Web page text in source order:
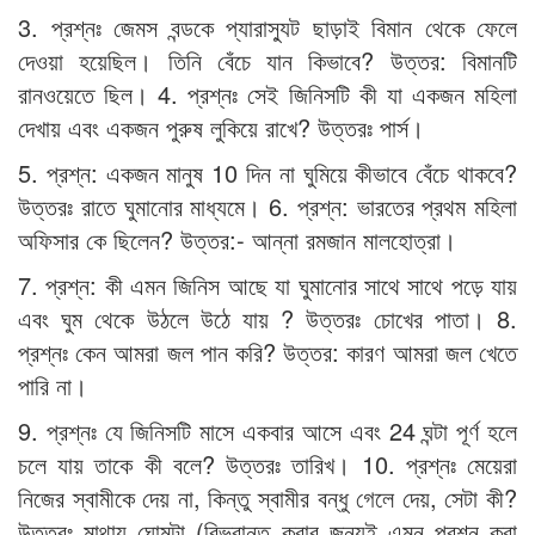
3. প্রশ্নঃ জেমস বন্ডকে প্যারাস্যুট ছাড়াই বিমান থেকে ফেলে
দেওয়া হয়েছিল। তিনি বেঁচে যান কিভাবে? উত্তর: বিমানটি
রানওয়েতে ছিল। 4. প্রশ্নঃ সেই জিনিসটি কী যা একজন মহিলা
দেখায় এবং একজন পুরুষ লুকিয়ে রাখে? উত্তরঃ পার্স।
5. প্রশ্ন: একজন মানুষ 10 দিন না ঘুমিয়ে কীভাবে বেঁচে থাকবে?
উত্তরঃ রাতে ঘুমানোর মাধ্যমে। 6. প্রশ্ন: ভারতের প্রথম মহিলা
অফিসার কে ছিলেন? উত্তর:- আন্না রমজান মালহোত্রা।
7. প্রশ্ন: কী এমন জিনিস আছে যা ঘুমানোর সাথে সাথে পড়ে যায়
এবং ঘুম থেকে উঠলে উঠে যায় ? উত্তরঃ চোখের পাতা। 8.
প্রশ্নঃ কেন আমরা জল পান করি? উত্তর: কারণ আমরা জল খেতে
পারি না।
9. প্রশ্নঃ যে জিনিসটি মাসে একবার আসে এবং 24 ঘন্টা পূর্ণ হলে
চলে যায় তাকে কী বলে? উত্তরঃ তারিখ। 10. প্রশ্নঃ মেয়েরা
নিজের স্বামীকে দেয় না, কিন্তু স্বামীর বন্ধু গেলে দেয়, সেটা কী?